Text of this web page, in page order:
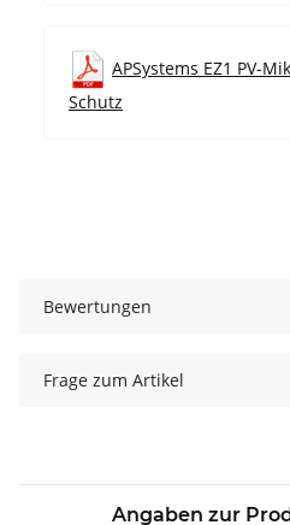
APSystems EZ1 PV-
Schutz
Bewertungen
Frage zum Artikel
Angaben zur